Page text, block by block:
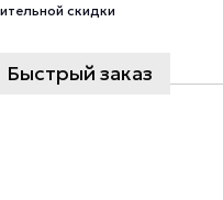
скидки
Быстрый заказ